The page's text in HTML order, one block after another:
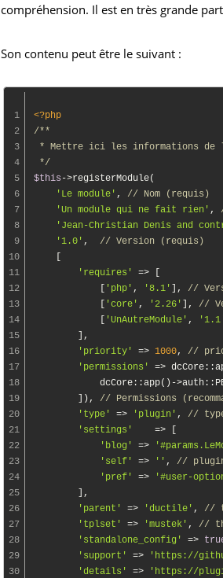
compréhension. Il est en très grande
Son contenu peut être le suivant :
1
2
3
4
5
6
7
8
9
10
11
12
13
14
15
16
17
18
19
20
21
22
23
24
25
26
27
28
29
30
<?php
/**
* Mettre ici les informations de
*/
$this ->registerModule(
'Le module' , // Nom (requis)
'Un module qui ne fait rien' ,
'Jean-Christian Denis and
'1.0' , // Version (requis)
    [
'requires'
=> [
            [
'php' , '8.1' ], //
            [
'core' , '2.26' ], //
            [
'UnAutreModule' ,
        ],
'priority'
=> 1000, //
'permissions'
=>
dcCore::app()-
        ]),
// Permissions
'type'
=> 'plugin' , //
'settings'
    => [
'blog'
=>
'self'
=> '' , //
'pref'
=> '#user-
        ],
'parent'
=> 'ductile' , //
'tplset'
=> 'mustek' , //
'standalone_config'
=>
'support'
=> 'https://
'details'
=> 'https://